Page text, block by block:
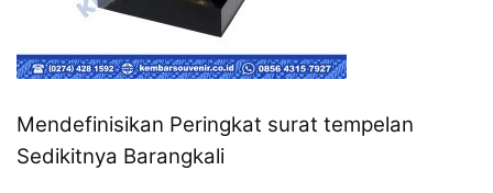
Mendefinisikan Peringkat surat tempelan
Sedikitnya Barangkali